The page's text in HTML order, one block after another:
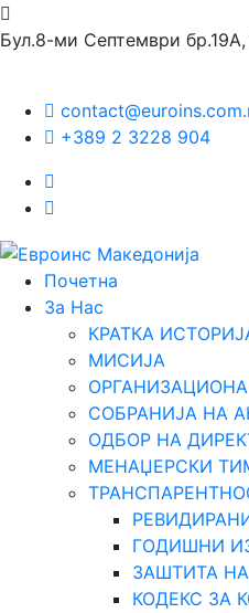
Бул.8-ми Септември бр.19А,
+389 2 3228 904
Почетна
За Нас
КРАТКА
МИСИЈА
ОРГАНИЗАЦИОНА
СОБРАНИЈА НА
ОДБОР НА
МЕНАЏЕРСКИ
ГОДИШНИ
ЗАШТИТА
КОДЕКС ЗА